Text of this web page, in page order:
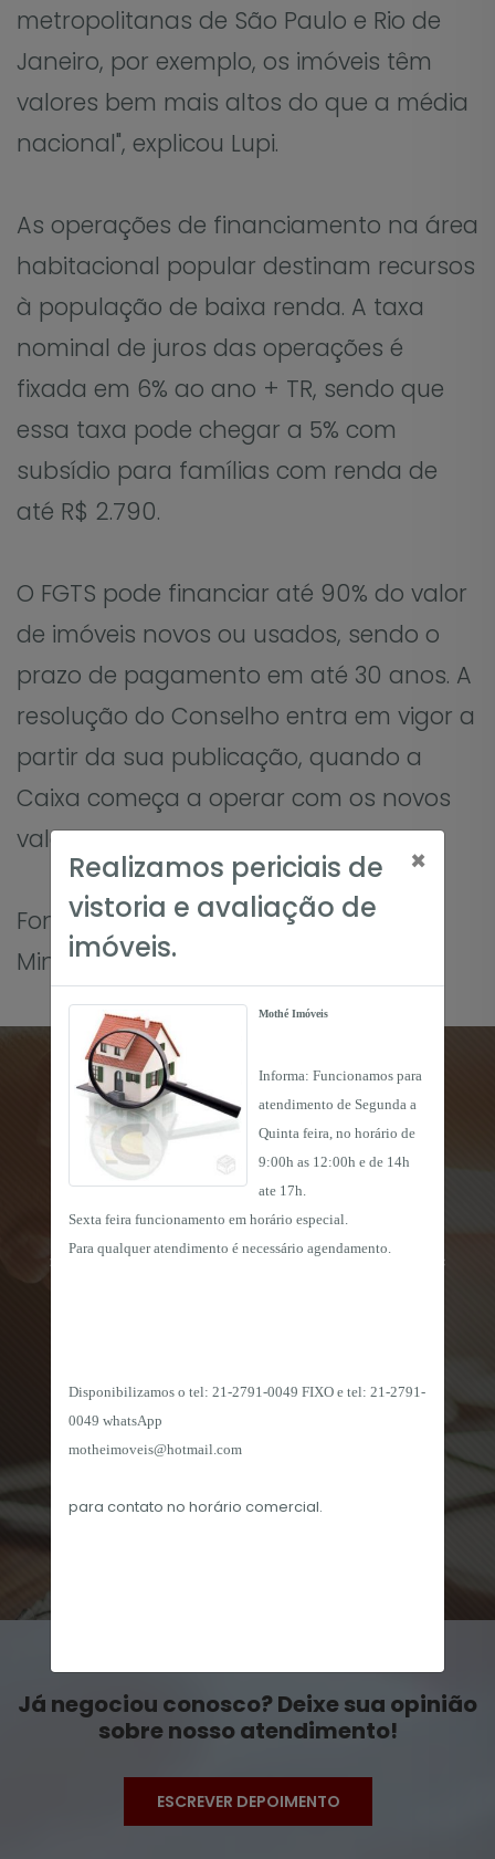
Realizamos periciais de
vistoria e avaliação de
imóveis.
×
Mothé Imóveis
Informa: Funcionamos para
atendimento de Segunda a
Quinta feira, no horário de
9:00h as 12:00h e de 14h
ate 17h.
Sexta feira funcionamento em horário especial.
Para qualquer atendimento é necessário agendamento.
Disponibilizamos o tel: 21-2791-0049 FIXO e tel: 21-2791-
0049 whatsApp
motheimoveis@hotmail.com
para contato no horário comercial.
metropolitanas de São Paulo e Rio de
Janeiro, por exemplo, os imóveis têm
valores bem mais altos do que a média
nacional", explicou Lupi.
As operações de financiamento na área
habitacional popular destinam recursos
à população de baixa renda. A taxa
nominal de juros das operações é
fixada em 6% ao ano + TR, sendo que
essa taxa pode chegar a 5% com
subsídio para famílias com renda de
até R$ 2.790.
O FGTS pode financiar até 90% do valor
de imóveis novos ou usados, sendo o
prazo de pagamento em até 30 anos. A
resolução do Conselho entra em vigor a
partir da sua publicação, quando a
Caixa começa a operar com os novos
valores.
Fonte: Redação, com informações do
Ministério do Trabalho e Emprego
O QUE NOSSOS CLIENTES DIZEM
Tenho orgulho em ser cliente! Me ajudaram muito na
ALANA SILVA
Já negociou conosco? Deixe sua opinião
sobre nosso atendimento!
ESCREVER DEPOIMENTO